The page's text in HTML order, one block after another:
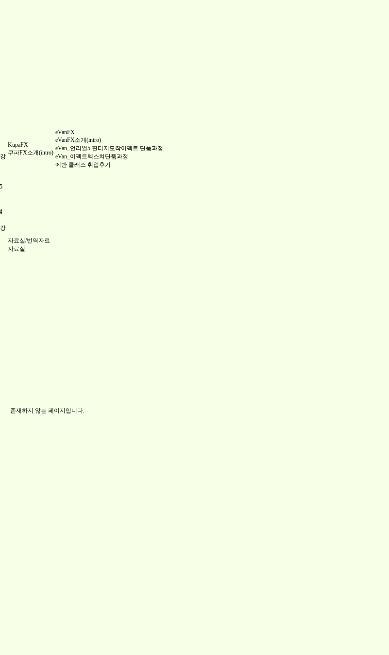
KupaFX
쿠파FX소개(intro)
eVanFX
eVanFX소개(intro)
eVan_언리얼5 판티지모작이펙트 단품과정
eVan_이펙트텍스쳐단품과정
에반 클래스 취업후기
자료실/번역자료
자료실
존재하지 않는 페이지입니다.